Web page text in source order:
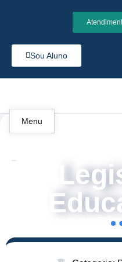
Sou Aluno
Menu
Curso de